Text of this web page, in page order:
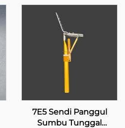
7E5 Sendi Panggul
Sumbu Tunggal